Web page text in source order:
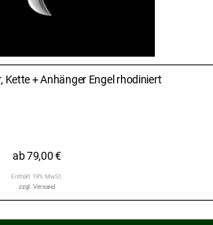
Kette + Anhänger Engel rhodiniert
ab79,00€
Enthält 19% MwSt.
zzgl. Versand